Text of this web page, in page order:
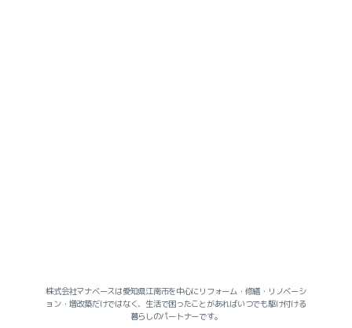
社長のヒトリゴト
スタッフのヒトリゴト
株式会社マナベースは愛知県江南市を中心にリフォーム・修繕・リノベーシ
ョン・増改築だけではなく、生活で困ったことがあればいつでも駆け付ける
暮らしのパートナーです。